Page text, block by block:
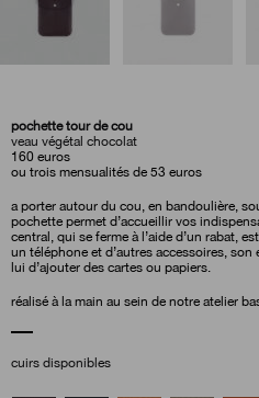
pochette tour de cou
veau végétal chocolat
160 euros
ou trois mensualités de 53 euros
a porter autour du cou, en bandoulière,
pochette permet d’accueillir vos
central, qui se ferme à l’aide d’un rabat,
un téléphone et d’autres accessoires,
lui d’ajouter des cartes ou papiers.
réalisé à la main au sein de notre atelier
cuirs disponibles